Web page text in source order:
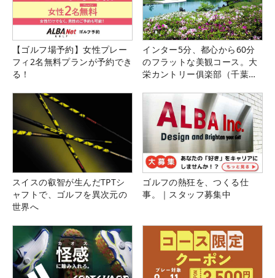
【ゴルフ場予約】女性プレー
フィ2名無料プランが予約でき
る！
インター5分、都心から60分
のフラットな美観コース。大
栄カントリー俱楽部（千葉
スイスの叡智が生んだTPTシ
ャフトで、ゴルフを異次元の
世界へ
ゴルフの熱狂を、つくる仕
事。｜スタッフ募集中